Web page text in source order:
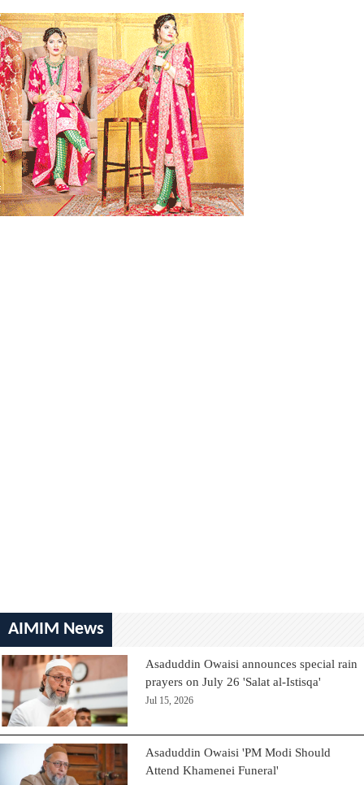
AIMIM News
Asaduddin Owaisi announces special rain
prayers on July 26 'Salat al-Istisqa'
Jul 15, 2026
Asaduddin Owaisi 'PM Modi Should
Attend Khamenei Funeral'